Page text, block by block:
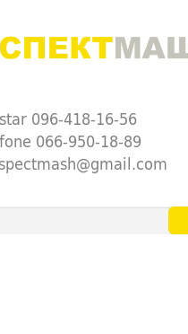
096-418-16-56
066-950-18-89